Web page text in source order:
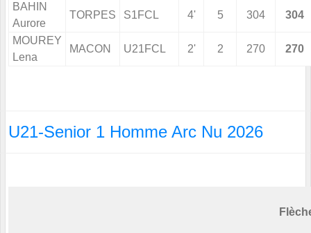
BAHIN
Aurore
TORPES S1FCL 4' 5 304 304
MOUREY
Lena
MACON U21FCL 2' 2 270 270
U21-Senior 1 Homme Arc Nu 2026